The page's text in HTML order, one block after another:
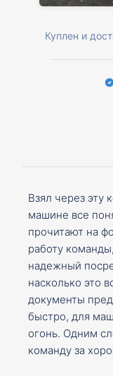
Куплен и
Взял через эту
машине все
прочитают на
работу
надежный
насколько это
документы
быстро, для
огонь. Одним
команду за